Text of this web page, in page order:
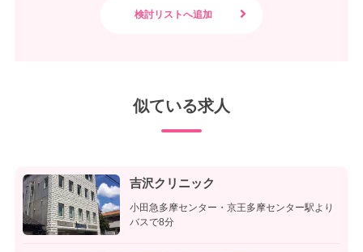
似ている求人
吉沢クリニック
小田急多摩センター・京王多摩センター駅より
バスで8分